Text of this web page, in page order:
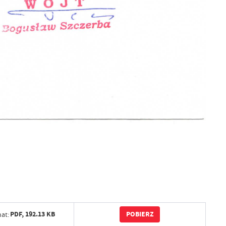
PDF, 192.13 KB POBIERZ